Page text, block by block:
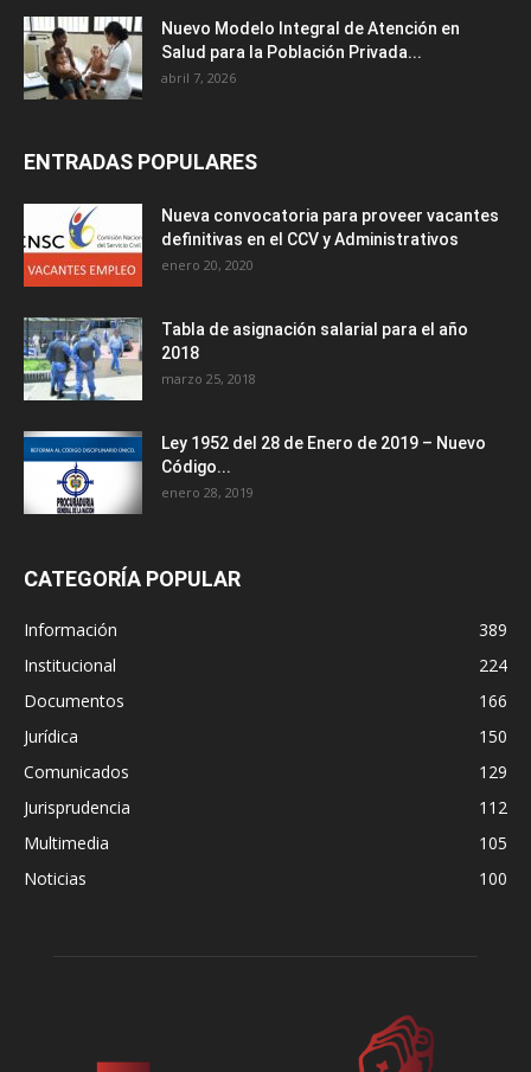
Nuevo Modelo Integral de Atención en
Salud para la Población Privada...
abril 7, 2026
ENTRADAS POPULARES
Nueva convocatoria para proveer vacantes
definitivas en el CCV y Administrativos
enero 20, 2020
Tabla de asignación salarial para el año
2018
marzo 25, 2018
Ley 1952 del 28 de Enero de 2019 – Nuevo
Código...
enero 28, 2019
CATEGORÍA POPULAR
Información
389
Institucional
224
Documentos
166
Jurídica
150
Comunicados
129
Jurisprudencia
112
Multimedia
105
Noticias
100